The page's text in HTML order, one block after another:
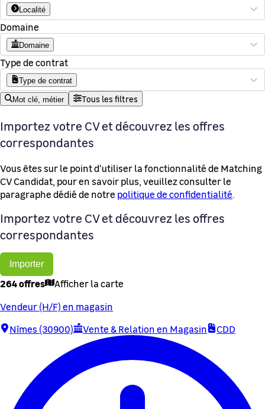
Localité
Domaine
Domaine
Type de contrat
Type de contrat
Mot clé, métier Tous les filtres
Importez votre CV et découvrez les offres
correspondantes
Vous êtes sur le point d'utiliser la fonctionnalité de Matching
CV Candidat, pour en savoir plus, veuillez consulter le
paragraphe dédié de notre politique de confidentialité.
Importez votre CV et découvrez les offres
correspondantes
Importer
264 offres
Afficher la carte
Vendeur (H/F) en magasin
Nîmes (30900)
Vente & Relation en Magasin CDD